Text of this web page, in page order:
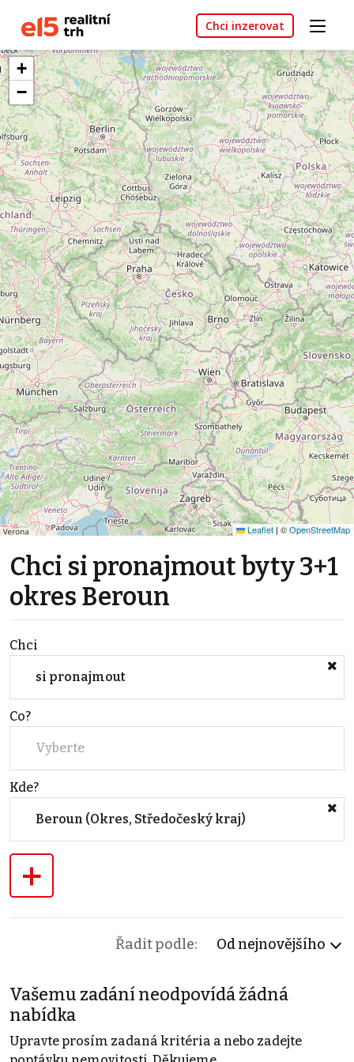
Chci inzerovat
+
−
Leaflet | ©OpenStreetMap
Chci si pronajmout byty 3+1
okres Beroun
Chci
si pronajmout
Co?
Vyberte
Kde?
Beroun (Okres, Středočeský kraj)
+
Řadit podle: Od nejnovějšího
Vašemu zadání neodpovídá žádná
nabídka
Upravte prosím zadaná kritéria a nebo zadejte